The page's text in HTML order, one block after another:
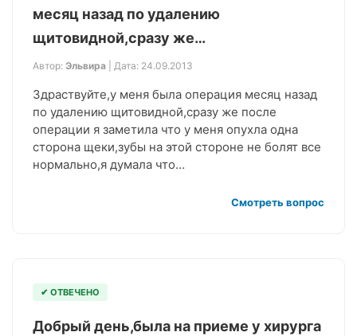
месяц назад по удалению
щитовидной,сразу же…
Автор: Эльвира | Дата: 24.09.2013
Здраствуйте,у меня была операция месяц назад
по удалению щитовидной,сразу же после
операции я заметила что у меня опухла одна
сторона щеки,зубы на этой стороне не болят все
нормально,я думала что…
Смотреть вопрос
✔ ОТВЕЧЕНО
Добрый день,была на приеме у хирурга